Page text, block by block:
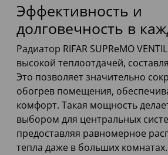
Эффективность и
долговечность в
Радиатор RIFAR SUPReMO
высокой теплоотдачей,
Это позволяет значительно
обогрев помещения,
комфорт. Такая мощность
выбором для центральных
предоставляя равномерное
тепла даже в больших комнатах.